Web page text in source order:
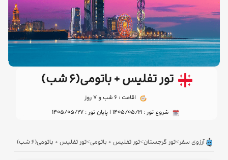
تور تفلیس + باتومی(۶ شب)
اقامت : 6 شب و 7 روز
شروع تور : 1405/05/21 | پایان تور : 1405/05/27
آرزوی سفر>تور گرجستان>تور تفلیس + باتومی>تور تفلیس + باتومی(۶ شب)